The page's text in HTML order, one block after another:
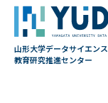
山形大学データサイエンス
教育研究推進センター